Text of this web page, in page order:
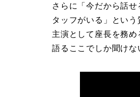
さらに「今だから話
タッフがいる」とい
主演として座長を務
語るここでしか聞けな